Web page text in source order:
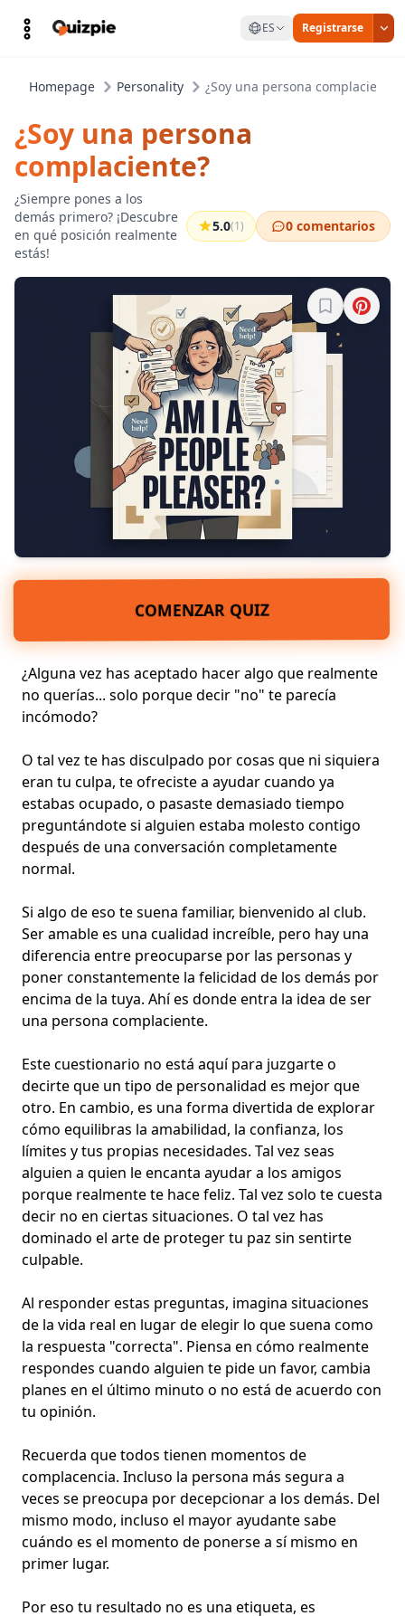
ES Registrarse
Homepage Personality ¿Soy una persona complaciente?
¿Soy una persona
complaciente?
¿Siempre pones a los
demás primero? ¡Descubre
en qué posición realmente
estás!
5.0(1) 0 comentarios
Inicia
COMENZAR QUIZ
¿Alguna vez has aceptado hacer algo que realmente
no querías... solo porque decir "no" te parecía
incómodo?
O tal vez te has disculpado por cosas que ni siquiera
eran tu culpa, te ofreciste a ayudar cuando ya
estabas ocupado, o pasaste demasiado tiempo
preguntándote si alguien estaba molesto contigo
después de una conversación completamente
normal.
Si algo de eso te suena familiar, bienvenido al club.
Ser amable es una cualidad increíble, pero hay una
diferencia entre preocuparse por las personas y
poner constantemente la felicidad de los demás por
encima de la tuya. Ahí es donde entra la idea de ser
una persona complaciente.
Este cuestionario no está aquí para juzgarte o
decirte que un tipo de personalidad es mejor que
otro. En cambio, es una forma divertida de explorar
cómo equilibras la amabilidad, la confianza, los
límites y tus propias necesidades. Tal vez seas
alguien a quien le encanta ayudar a los amigos
porque realmente te hace feliz. Tal vez solo te cuesta
decir no en ciertas situaciones. O tal vez has
dominado el arte de proteger tu paz sin sentirte
culpable.
Al responder estas preguntas, imagina situaciones
de la vida real en lugar de elegir lo que suena como
la respuesta "correcta". Piensa en cómo realmente
respondes cuando alguien te pide un favor, cambia
planes en el último minuto o no está de acuerdo con
tu opinión.
Recuerda que todos tienen momentos de
complacencia. Incluso la persona más segura a
veces se preocupa por decepcionar a los demás. Del
mismo modo, incluso el mayor ayudante sabe
cuándo es el momento de ponerse a sí mismo en
primer lugar.
Por eso tu resultado no es una etiqueta, es